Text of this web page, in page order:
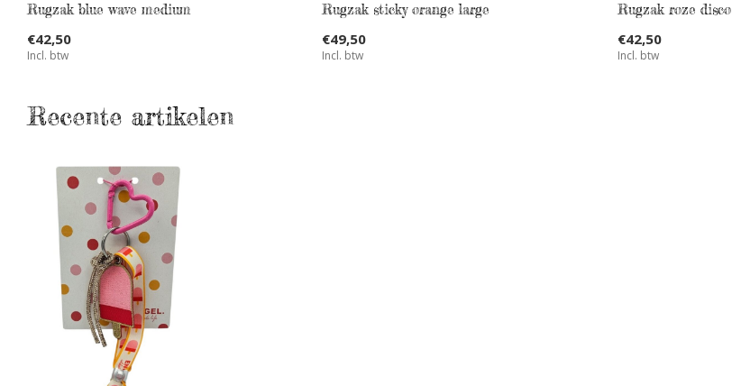
Rugzak blue wave medium
€42,50
Incl. btw
Rugzak sticky orange large
€49,50
Incl. btw
Rugzak roze disco
€42,50
Incl. btw
Recente artikelen